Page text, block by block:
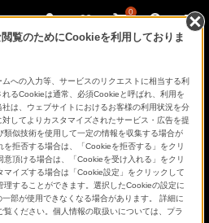
0
覧のためにCookieを利用しておりま
への入力等、サービスのリクエストに相当する利
るCookieは通常、必須Cookieと呼ばれ、利用を
は、ウェブサイトにおけるお客様の利用状況を分
してよりカスタマイズされたサービス・広告を提
似技術を使用して一定の情報を収集する場合が
拒否する場合は、「Cookieを拒否する」をクリ
頂ける場合は、「Cookieを受け入れる」をクリ
イズする場合は「Cookie設定」をクリックして
理することができます。選択したCookieの設定に
部が使用できなくなる場合があります。 詳細に
ください。個人情報の取扱いについては、プラ